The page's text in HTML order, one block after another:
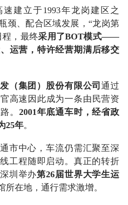
建立于1993年龙岗建区之
颈、配合区域发展，“龙岗第
程，最终采用了BOT模式——
运营，特许经营期满后移交
（集团）股份有限公司通过
高速因此成为一条由民营资
。 2001年底通车时，经省政
25年。
市中心，车流仍需汇聚至深
工程随即启动。真正的转折
圳举办第26届世界大学生运
所在地，通行需求激增。